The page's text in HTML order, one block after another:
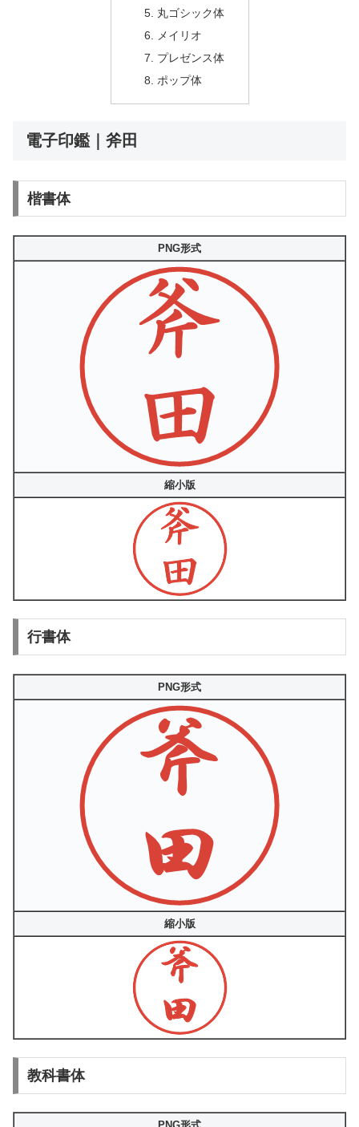
丸ゴシック体
メイリオ
プレゼンス体
ポップ体
電子印鑑｜斧田
楷書体
PNG形式
縮小版
行書体
PNG形式
縮小版
教科書体